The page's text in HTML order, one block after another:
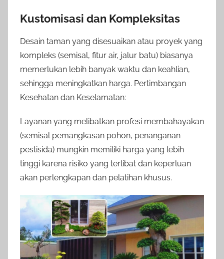
Kustomisasi dan Kompleksitas
Desain taman yang disesuaikan atau proyek yang
kompleks (semisal, fitur air, jalur batu) biasanya
memerlukan lebih banyak waktu dan keahlian,
sehingga meningkatkan harga. Pertimbangan
Kesehatan dan Keselamatan:
Layanan yang melibatkan profesi membahayakan
(semisal pemangkasan pohon, penanganan
pestisida) mungkin memiliki harga yang lebih
tinggi karena risiko yang terlibat dan keperluan
akan perlengkapan dan pelatihan khusus.